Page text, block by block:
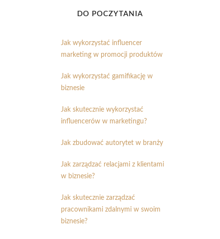
DO POCZYTANIA
Jak wykorzystać influencer
marketing w promocji produktów
Jak wykorzystać gamifikację w
biznesie
Jak skutecznie wykorzystać
influencerów w marketingu?
Jak zbudować autorytet w branży
Jak zarządzać relacjami z klientami
w biznesie?
Jak skutecznie zarządzać
pracownikami zdalnymi w swoim
biznesie?